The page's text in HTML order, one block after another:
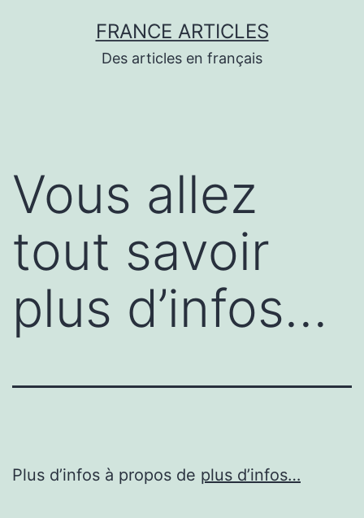
FRANCE ARTICLES
Des articles en français
Vous allez
tout savoir
plus d’infos…
Plus d’infos à propos de plus d’infos…